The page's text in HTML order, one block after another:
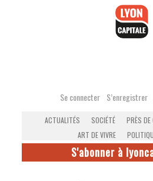
Se connecter S’enregistrer
ACTUALITÉS SOCIÉTÉ PRÈS DE
ART DE VIVRE
S'abonner à